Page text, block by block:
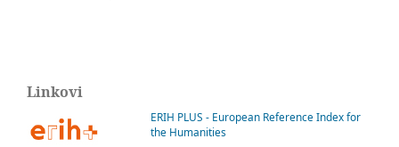
Linkovi
ERIH PLUS - European Reference Index for
the Humanities